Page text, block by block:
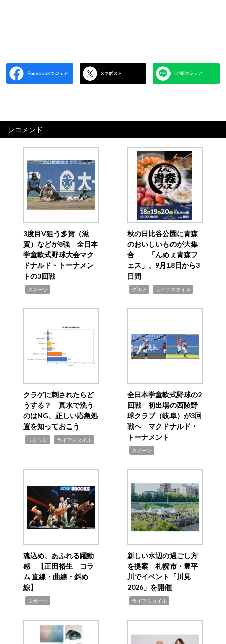
レコメンド
3度目V狙う多賀（滋
賀）などが8強 全日本
学童軟式野球大会マク
ドナルド・トーナメン
トの3回戦
スポーツ
秋の日比谷公園に青森
のおいしいものが大集
合 「んめぇ青森フ
ェス」、9月18日から3
日間
グルメ ライフスタイル
クラゲに刺されたらど
うする？ 真水で洗う
のはNG、正しい応急処
置を知っておこう
ふむふむ ライフスタイル
全日本学童軟式野球の2
回戦 初出場の西陵野
球クラブ（岐阜）が3回
戦へ マクドナルド・
トーナメント
スポーツ
魂込め、あふれる躍動
感 【正田裕生 コラ
ム 直線・曲線・斜め
線】
スポーツ
新しい水辺の過ごし方
を提案 札幌市・豊平
川でイベント「川見
2026」を開催
ライフスタイル